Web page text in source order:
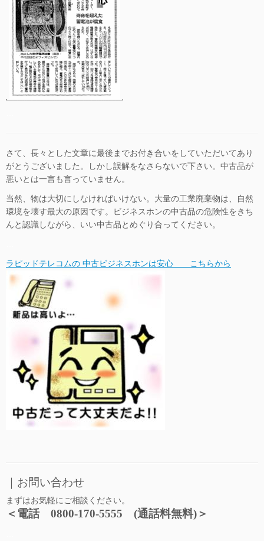
さて、長々とした文章に最後までお付き合いをしていただいてあり
がとうございました。しかし誤解をなさらないで下さい。中古品が
悪いとは一言も言っていません。
当然、物は大切にしなければいけない。大量の工業廃棄物は、自然
環境を壊す最大の原因です。ビジネスホンの中古品の危険性をきち
んと認識しながら、いい中古品とめぐり合ってください。
ラピッドテレコムの 中古ビジネスホンは安心 こちらから
｜お問い合わせ
まずはお気軽にご相談ください。
＜電話 0800-170-5555 (通話料無料)＞